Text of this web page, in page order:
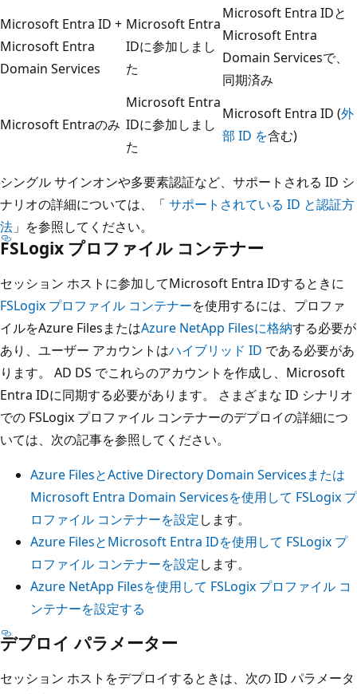
Microsoft Entra ID +
Microsoft Entra
Domain Services
Microsoft Entra
IDに参加しまし
た
Microsoft Entra IDと
Microsoft Entra
Domain Servicesで、
同期済み
Microsoft Entraのみ
Microsoft Entra
IDに参加しまし
た
Microsoft Entra ID (外
部 ID を含む)
シングル サインオンや多要素認証など、サポートされる ID シ
ナリオの詳細については、「 サポートされている ID と認証方
法 」を参照してください。
FSLogix プロファイル コンテナー
セッション ホストに参加してMicrosoft Entra IDするときに
FSLogix プロファイル コンテナーを使用するには、プロファ
イルをAzure FilesまたはAzure NetApp Filesに格納する必要が
あり、ユーザー アカウントはハイブリッド ID である必要があ
ります。 AD DS でこれらのアカウントを作成し、Microsoft
Entra IDに同期する必要があります。 さまざまな ID シナリオ
での FSLogix プロファイル コンテナーのデプロイの詳細につ
いては、次の記事を参照してください。
Azure FilesとActive Directory Domain Servicesまたは
Microsoft Entra Domain Servicesを使用して FSLogix プ
ロファイル コンテナーを設定します。
Azure FilesとMicrosoft Entra IDを使用して FSLogix プ
ロファイル コンテナーを設定します。
Azure NetApp Filesを使用して FSLogix プロファイル コ
ンテナーを設定する
デプロイ パラメーター
セッション ホストをデプロイするときは、次の ID パラメータ